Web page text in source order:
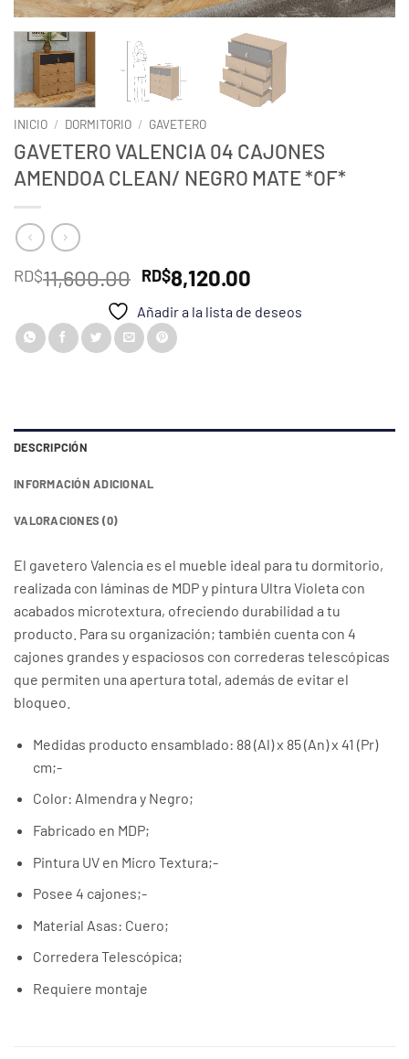
INICIO / DORMITORIO / GAVETERO
GAVETERO VALENCIA 04 CAJONES
AMENDOA CLEAN/ NEGRO MATE *OF*
RD$11,600.00 El
original
era:
RD$8,120.00
actual
Añadir a la lista de deseos
DESCRIPCIÓN
INFORMACIÓN ADICIONAL
VALORACIONES (0)
El gavetero Valencia es el mueble ideal para tu dormitorio,
realizada con láminas de MDP y pintura Ultra Violeta con
acabados microtextura, ofreciendo durabilidad a tu
producto. Para su organización; también cuenta con 4
cajones grandes y espaciosos con correderas telescópicas
que permiten una apertura total, además de evitar el
bloqueo.
Medidas producto ensamblado: 88 (Al) x 85 (An) x 41 (Pr)
cm;-
Color: Almendra y Negro;
Fabricado en MDP;
Pintura UV en Micro Textura;-
Posee 4 cajones;-
Material Asas: Cuero;
Corredera Telescópica;
Requiere montaje